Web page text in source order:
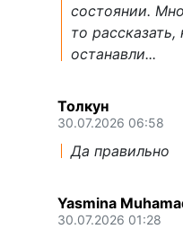
состоянии.
то
останавли...
Толкун
30.07.2026 06:58
Да правильно
Yasmina
30.07.2026 01:28